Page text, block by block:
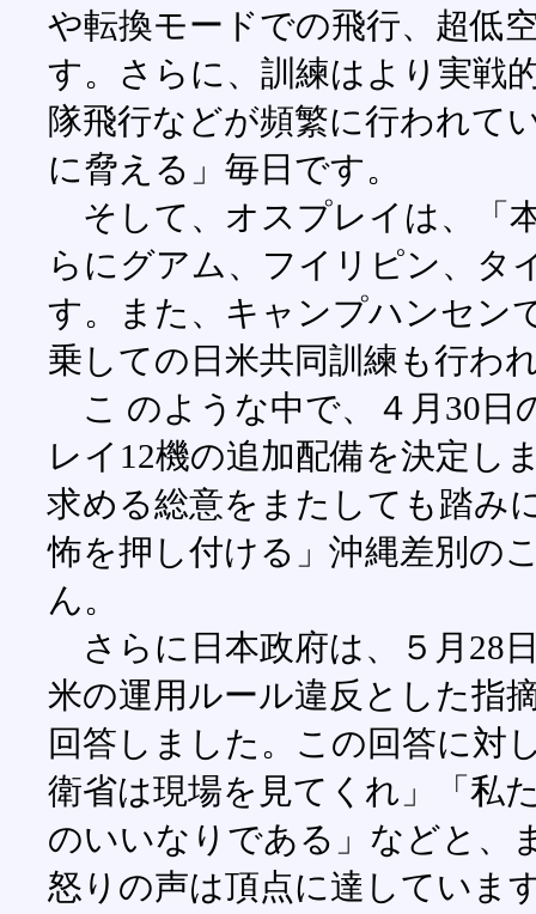
や転換モードでの飛行、超低
す。さらに、訓練はより実戦
隊飛行などが頻繁に行われて
に脅える」毎日です。
そして、オスプレイは、「
らにグアム、フイリピン、タ
す。また、キャンプハンセン
乗しての日米共同訓練も行わ
こ のような中で、４月30日
レイ12機の追加配備を決定し
求める総意をまたしても踏み
怖を押し付ける」沖縄差別の
ん。
さらに日本政府は、５月28
米の運用ルール違反とした指
回答しました。この回答に対
衛省は現場を見てくれ」「私
のいいなりである」などと、
怒りの声は頂点に達していま